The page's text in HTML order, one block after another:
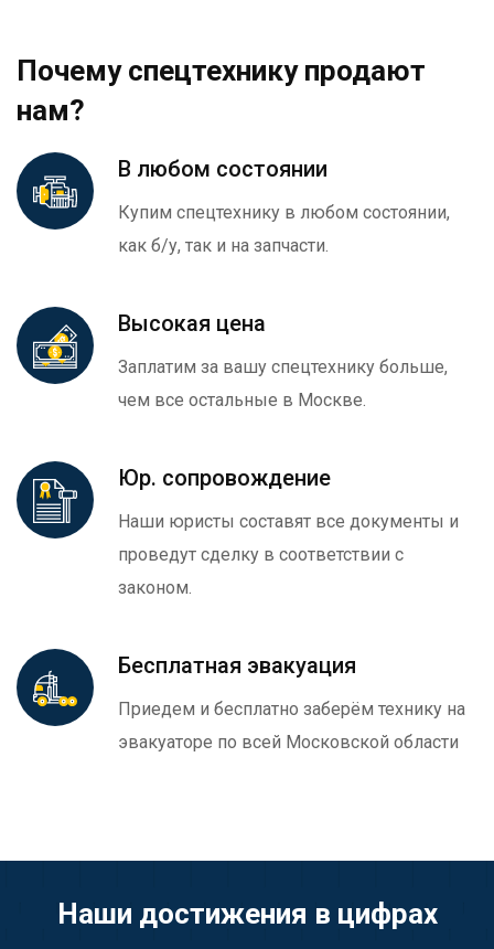
Почему спецтехнику продают
нам?
В любом состоянии
Купим спецтехнику в любом состоянии,
как б/у, так и на запчасти.
Высокая цена
Заплатим за вашу спецтехнику больше,
чем все остальные в Москве.
Юр. сопровождение
Наши юристы составят все документы и
проведут сделку в соответствии с
законом.
Бесплатная эвакуация
Приедем и бесплатно заберём технику на
эвакуаторе по всей Московской области
Наши достижения в цифрах